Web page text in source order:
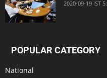
2020-09-19 IST
POPULAR CATEGORY
National